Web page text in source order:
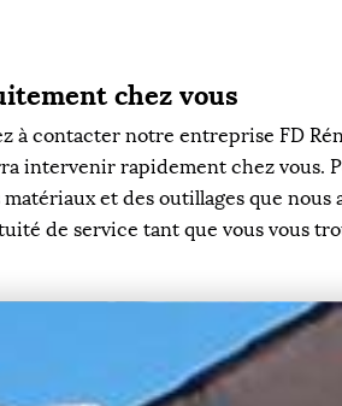
chez vous
à contacter notre entreprise FD
intervenir rapidement chez vous.
et des outillages que nous
de service tant que vous vous